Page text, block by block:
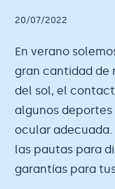
20/07/2022
En verano
gran cantidad de
del sol, el
algunos
ocular adecuada.
las pautas para
garantías para